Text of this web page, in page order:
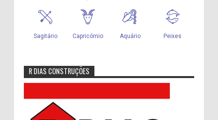
R DIAS CONSTRUÇÕES